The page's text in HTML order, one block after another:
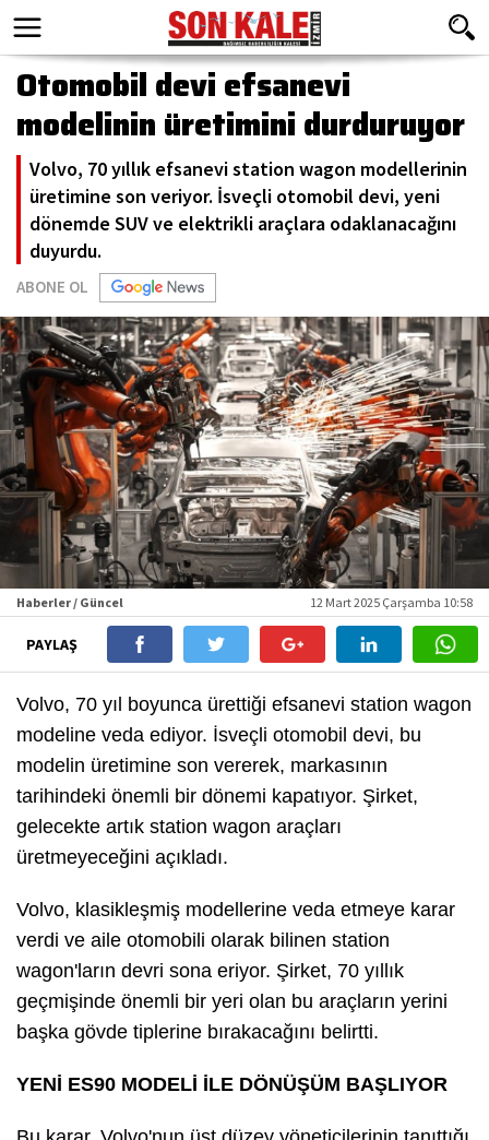
Otomobil devi efsanevi
modelinin üretimini durduruyor
Volvo, 70 yıllık efsanevi station wagon modellerinin
üretimine son veriyor. İsveçli otomobil devi, yeni
dönemde SUV ve elektrikli araçlara odaklanacağını
duyurdu.
ABONE OL
Haberler / Güncel 12 Mart 2025 Çarşamba 10:58
PAYLAŞ
Volvo, 70 yıl boyunca ürettiği efsanevi station wagon
modeline veda ediyor. İsveçli otomobil devi, bu
modelin üretimine son vererek, markasının
tarihindeki önemli bir dönemi kapatıyor. Şirket,
gelecekte artık station wagon araçları
üretmeyeceğini açıkladı.
Volvo, klasikleşmiş modellerine veda etmeye karar
verdi ve aile otomobili olarak bilinen station
wagon'ların devri sona eriyor. Şirket, 70 yıllık
geçmişinde önemli bir yeri olan bu araçların yerini
başka gövde tiplerine bırakacağını belirtti.
YENİ ES90 MODELİ İLE DÖNÜŞÜM BAŞLIYOR